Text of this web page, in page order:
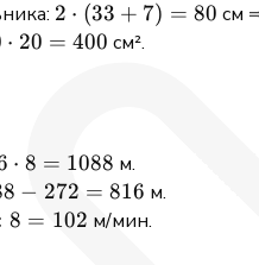
28
5
=
: 33
= 7
2
\cdot
2 ⋅ (33 + 7) = 80 см
⋅ 20 = 400 см².
⋅ 8 = 1088 м.
− 272 = 816 м.
8 = 102 м/мин.